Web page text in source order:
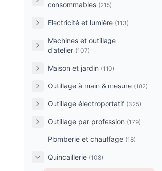
consommables (215)
Electricité et lumière (113)
Machines et outillage
d'atelier (107)
Maison et jardin (110)
Outillage à main & mesure (182)
Outillage électroportatif (325)
Outillage par profession (179)
Plomberie et chauffage (18)
Quincaillerie (108)